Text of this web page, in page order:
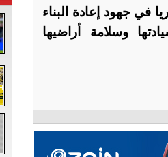
في جهود إعادة البناء
وسلامة أراضيها